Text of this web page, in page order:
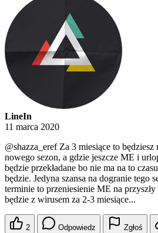
LineIn
11 marca 2020
@shazza_erefZa 3 miesiące to będziesz
nowego sezon, a gdzie jeszcze ME i
będzie przekładane bo nie ma na to
będzie. Jedyna szansa na dogranie tego
terminie to przeniesienie ME na
będzie z wirusem za 2-3 miesiące...
2 Odpowiedz Zgłoś